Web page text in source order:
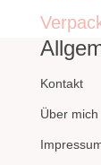
Kontakt
Über mich